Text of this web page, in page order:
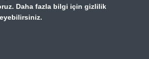
Farkı
+5.5) ile Türkiye (GMT +2)
Daha fazla bilgi için gizlilik